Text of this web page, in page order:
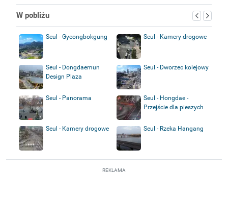
W pobliżu
Seul - Gyeongbokgung Seul - Kamery drogowe
Seul - Dongdaemun
Design Plaza
Seul - Dworzec kolejowy
Seul - Panorama
Seul - Hongdae -
Przejście dla pieszych
Seul - Kamery drogowe Seul - Rzeka Hangang
REKLAMA